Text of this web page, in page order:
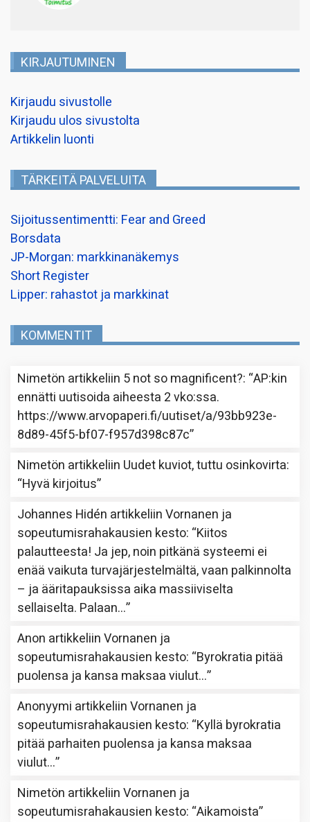
KIRJAUTUMINEN
Kirjaudu sivustolle
Kirjaudu ulos sivustolta
Artikkelin luonti
TÄRKEITÄ PALVELUITA
Sijoitussentimentti: Fear and Greed
Borsdata
JP-Morgan: markkinanäkemys
Short Register
Lipper: rahastot ja markkinat
KOMMENTIT
Nimetön artikkeliin 5 not so magnificent?: “AP:kin
ennätti uutisoida aiheesta 2 vko:ssa.
https://www.arvopaperi.fi/uutiset/a/93bb923e-
8d89-45f5-bf07-f957d398c87c”
Nimetön artikkeliin Uudet kuviot, tuttu osinkovirta:
“Hyvä kirjoitus”
Johannes Hidén artikkeliinVornanen ja
sopeutumisrahakausien kesto: “Kiitos
palautteesta! Ja jep, noin pitkänä systeemi ei
enää vaikuta turvajärjestelmältä, vaan palkinnolta
– ja ääritapauksissa aika massiiviselta
sellaiselta. Palaan…”
Anon artikkeliinVornanen ja
sopeutumisrahakausien kesto: “Byrokratia pitää
puolensa ja kansa maksaa viulut…”
Anonyymi artikkeliinVornanen ja
sopeutumisrahakausien kesto: “Kyllä byrokratia
pitää parhaiten puolensa ja kansa maksaa
viulut…”
Nimetön artikkeliinVornanen ja
sopeutumisrahakausien kesto: “Aikamoista”